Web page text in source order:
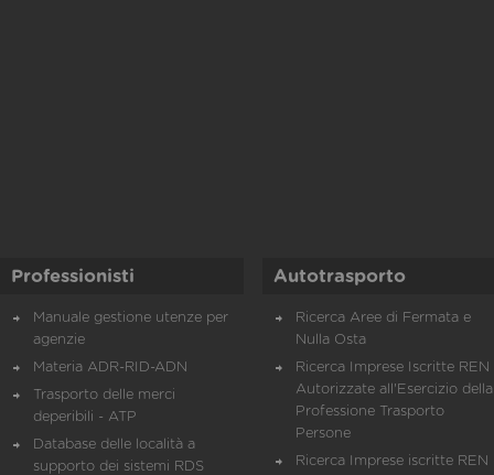
Professionisti
Manuale gestione utenze per
agenzie
Materia ADR-RID-ADN
Trasporto delle merci
deperibili - ATP
Database delle località a
supporto dei sistemi RDS
Autotrasporto
Ricerca Aree di Fermata e
Nulla Osta
Ricerca Imprese Iscritte REN
Autorizzate all'Esercizio della
Professione Trasporto
Persone
Ricerca Imprese iscritte REN